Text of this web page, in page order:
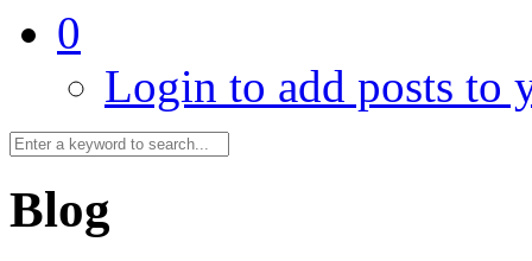
0
Login to add posts to
Blog